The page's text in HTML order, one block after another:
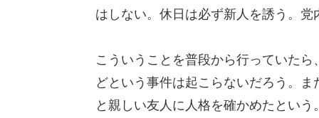
はしない。休日は必ず新人を誘う。
こういうことを普段から行っていた
どという事件は起こらないだろう。
と親しい友人に人格を確かめたという